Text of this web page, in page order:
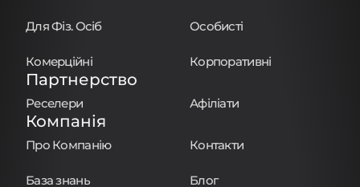
Для Фіз. Осіб Особисті
Комерційні Корпоративні
Партнерство
Реселери Афіліати
Компанія
Про Компанію Контакти
База знань Блог